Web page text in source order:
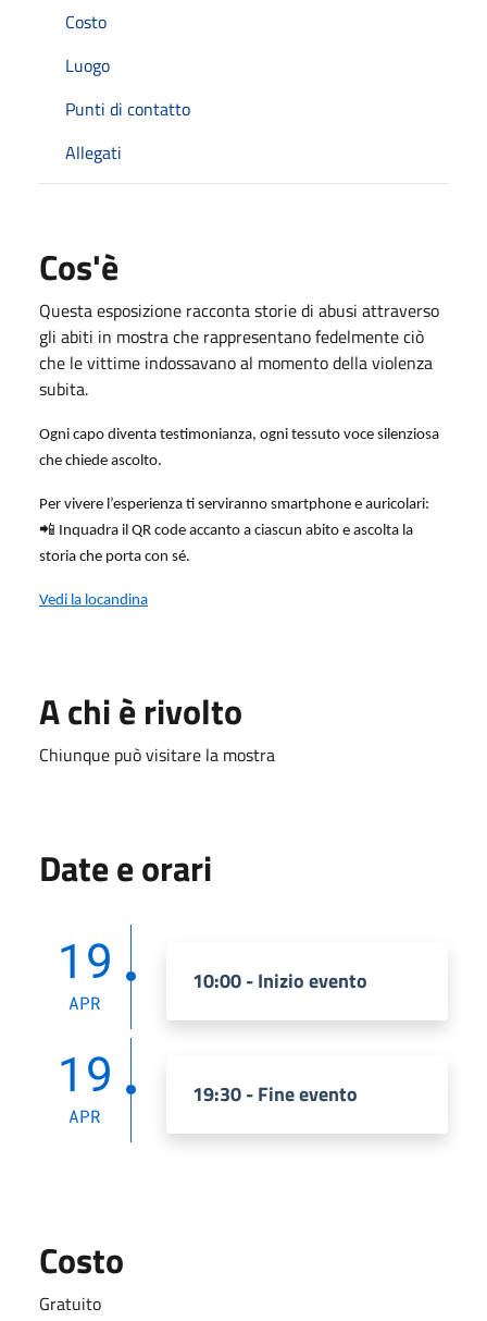
Costo
Luogo
Punti di contatto
Allegati
Cos'è
Questa esposizione racconta storie di abusi attraverso
gli abiti in mostra che rappresentano fedelmente ciò
che le vittime indossavano al momento della violenza
subita.
Ogni capo diventa testimonianza, ogni tessuto voce silenziosa
che chiede ascolto.
Per vivere l’esperienza ti serviranno smartphone e auricolari:
📲 Inquadra il QR code accanto a ciascun abito e ascolta la
storia che porta con sé.
Vedi la locandina
A chi è rivolto
Chiunque può visitare la mostra
Date e orari
19
APR
10:00 - Inizio evento
19
APR
19:30 - Fine evento
Costo
Gratuito